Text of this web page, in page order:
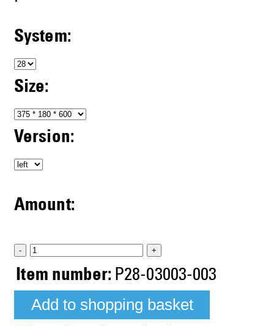
System:
Size:
Version:
Amount:
- +
Item number: P28-03003-003